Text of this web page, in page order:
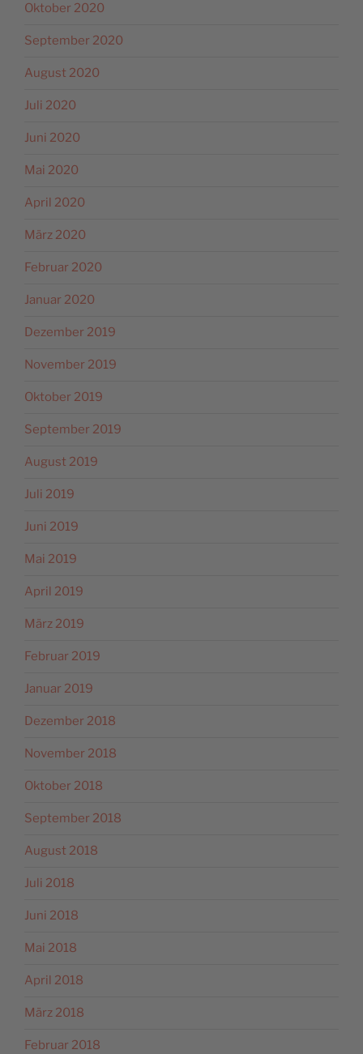
Oktober 2020
September 2020
August 2020
Juli 2020
Juni 2020
Mai 2020
April 2020
März 2020
Februar 2020
Januar 2020
Dezember 2019
November 2019
Oktober 2019
September 2019
August 2019
Juli 2019
Juni 2019
Mai 2019
April 2019
März 2019
Februar 2019
Januar 2019
Dezember 2018
November 2018
Oktober 2018
September 2018
August 2018
Juli 2018
Juni 2018
Mai 2018
April 2018
März 2018
Februar 2018